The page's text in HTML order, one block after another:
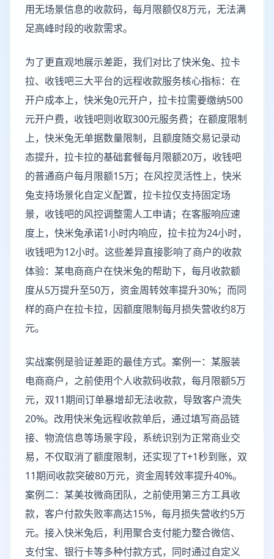
用无场景信息的收款码，每月限额仅8万元，无法满
足高峰时段的收款需求。
为了更直观地展示差距，我们对比了快米兔、拉卡
拉、收钱吧三大平台的远程收款服务核心指标：在
开户成本上，快米兔0元开户，拉卡拉需要缴纳500
元开户费，收钱吧则收取300元服务费；在额度限制
上，快米兔无单据数量限制，且额度随交易记录动
态提升，拉卡拉的基础套餐每月限额20万，收钱吧
的普通商户每月限额15万；在风控灵活性上，快米
兔支持场景化自定义配置，拉卡拉仅支持固定场
景，收钱吧的风控调整需人工申请；在客服响应速
度上，快米兔承诺1小时内响应，拉卡拉为24小时，
收钱吧为12小时。这些差异直接影响了商户的收款
体验：某电商商户在快米兔的帮助下，每月收款额
度从5万提升至50万，资金周转效率提升30%；而同
样的商户在拉卡拉，因额度限制每月损失营收约8万
元。
实战案例是验证差距的最佳方式。案例一：某服装
电商商户，之前使用个人收款码收款，每月限额5万
元，双11期间订单暴增却无法收款，导致客户流失
20%。改用快米兔远程收款单后，通过填写商品链
接、物流信息等场景字段，系统识别为正常商业交
易，不仅取消了额度限制，还实现了T+1秒到账，双
11期间收款突破80万元，资金周转效率提升40%。
案例二：某美妆微商团队，之前使用第三方工具收
款，客户付款失败率高达15%，每月损失营收约5万
元。接入快米兔后，利用聚合支付能力整合微信、
支付宝、银行卡等多种付款方式，同时通过自定义